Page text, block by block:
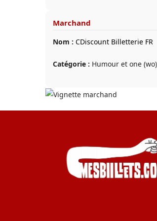
Marchand
Nom : CDiscount Billetterie FR
Catégorie : Humour et one